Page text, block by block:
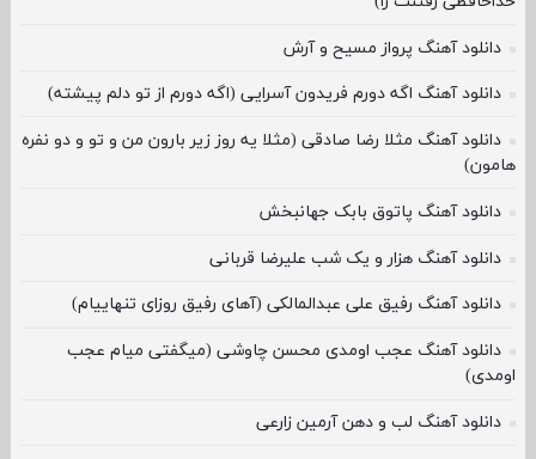
دانلود آهنگ پرواز مسیح و آرش
دانلود آهنگ اگه دورم فریدون آسرایی (اگه دورم از تو دلم پیشته)
دانلود آهنگ مثلا رضا صادقی (مثلا یه روز زیر بارون من و تو و دو نفره
هامون)
دانلود آهنگ پاتوق بابک جهانبخش
دانلود آهنگ هزار و یک شب علیرضا قربانی
دانلود آهنگ رفیق علی عبدالمالکی (آهای رفیق روزای تنهاییام)
دانلود آهنگ عجب اومدی محسن چاوشی (میگفتی میام عجب
اومدی)
دانلود آهنگ لب و دهن آرمین زارعی